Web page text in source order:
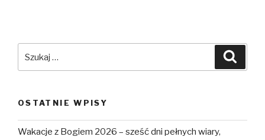
OSTATNIE WPISY
Wakacje z Bogiem 2026 – sześć dni pełnych wiary,